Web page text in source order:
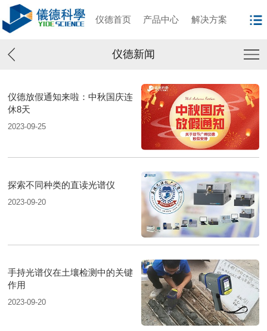
仪德首页 产品中心 解决方案
仪德新闻
仪德放假通知来啦：中秋国庆连
休8天
2023-09-25
探索不同种类的直读光谱仪
2023-09-20
手持光谱仪在土壤检测中的关键
作用
2023-09-20